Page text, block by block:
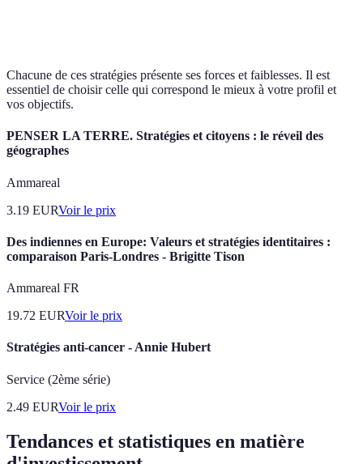
Chacune de ces stratégies présente ses forces et faiblesses. Il est
essentiel de choisir celle qui correspond le mieux à votre profil et
vos objectifs.
PENSER LA TERRE. Stratégies et citoyens : le réveil des
géographes
Ammareal
3.19 EURVoir le prix
Des indiennes en Europe: Valeurs et stratégies identitaires :
comparaison Paris-Londres - Brigitte Tison
Ammareal FR
19.72 EURVoir le prix
Stratégies anti-cancer - Annie Hubert
Service (2ème série)
2.49 EURVoir le prix
Tendances et statistiques en matière